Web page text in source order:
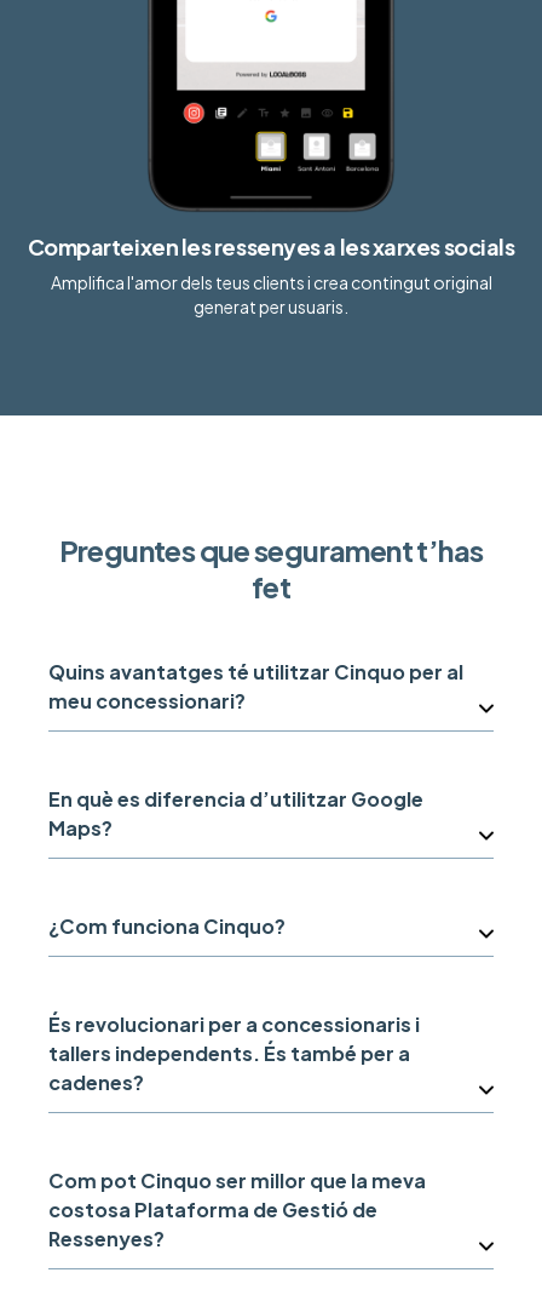
Comparteixen les ressenyes a les xarxes socials
Amplifica l'amor dels teus clients i crea contingut original
generat per usuaris.
Preguntes que segurament t’has
fet
Quins avantatges té utilitzar Cinquo per al
meu concessionari?
En què es diferencia d’utilitzar Google
Maps?
¿Com funciona Cinquo?
És revolucionari per a concessionaris i
tallers independents. És també per a
cadenes?
Com pot Cinquo ser millor que la meva
costosa Plataforma de Gestió de
Ressenyes?